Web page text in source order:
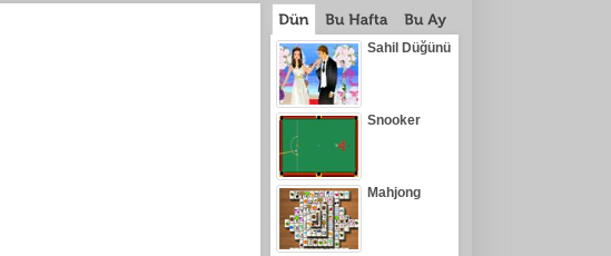
Sahil Düğünü
Snooker
Mahjong